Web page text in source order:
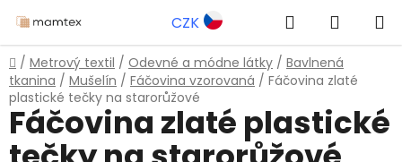
na
obsah
CZK Hľadať
KOŠÍK
Domov
/ Metrový textil / Odevné a módne látky / Bavlnená
tkanina / Mušelín / Fáčovina vzorovaná / Fáčovina zlaté
plastické tečky na starorůžové
Fáčovina zlaté plastické